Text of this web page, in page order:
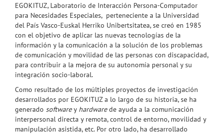
EGOKITUZ, Laboratorio de Interacción Persona-Computador
para Necesidades Especiales, perteneciente a la Universidad
del País Vasco-Euskal Herriko Unibertsitatea, se creó en 1985
con el objetivo de aplicar las nuevas tecnologías de la
información y la comunicación a la solución de los problemas
de comunicación y movilidad de las personas con discapacidad,
para contribuir a la mejora de su autonomía personal y su
integración socio-laboral.
Como resultado de los múltiples proyectos de investigación
desarrollados por EGOKITUZ a lo largo de su historia, se ha
generado softwarey hardwarede ayuda a la comunicación
interpersonal directa y remota, control de entorno, movilidad y
manipulación asistida, etc. Por otro lado, ha desarrollado